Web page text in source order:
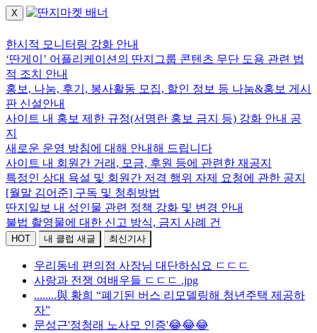
X
한시적 모니터링 강화 안내
‘딴게이’ 어플리케이션의 딴지그룹 콘텐츠 무단 도용 관련 법
적 조치 안내
홍보, 나눔, 후기, 봉사활동 모집, 할인 정보 등 나눔&홍보 게시
판 신설안내
사이트 내 홍보 제한 규정(서명란 홍보 금지 등) 강화 안내 공
지
새로운 운영 방침에 대해 안내해 드립니다
사이트 내 회원간 거래, 모금, 후원 등에 관련한 재공지
특정인 상대 욕설 및 회원간 저격 행위 자제 요청에 관한 공지
[월말 김어준] 구독 및 청취방법
딴지일보 내 성인물 관련 정책 강화 및 변경 안내
불법 촬영물에 대한 신고 방식, 금지 사례 건
HOT 내 클럽 새글 최신기사
우리동네 편의점 사장님 대단하심요 ㄷㄷㄷ
사랑과 전쟁 여배우들 ㄷㄷㄷ .jpg
........與 황희 “폐기된 버스 리모델링해 청년주택 제공하
자”
문성근'정청래 노사모 인증'😂😂😂